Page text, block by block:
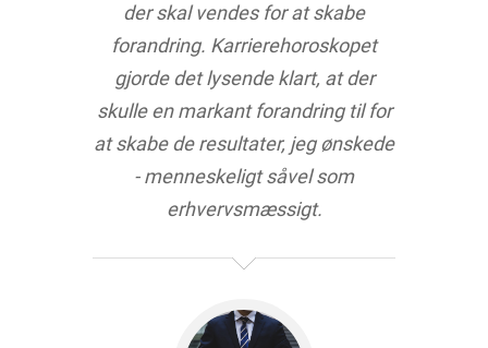
der skal vendes for at skabe
forandring. Karrierehoroskopet
gjorde det lysende klart, at der
skulle en markant forandring til for
atskabe de resultater, jeg ønskede
- menneskeligt såvel som
erhvervsmæssigt.